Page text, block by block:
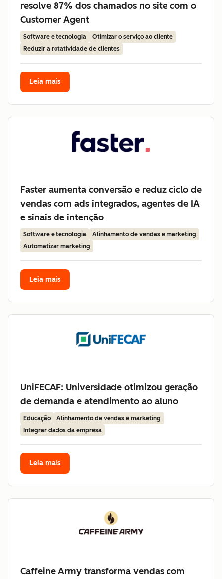
resolve 87% dos chamados no site com o
Customer Agent
Software e tecnologia
Otimizar o serviço ao cliente
Reduzir a rotatividade de clientes
Leia mais
Faster aumenta conversão e reduz ciclo de
vendas com ads integrados, agentes de IA
e sinais de intenção
Software e tecnologia
Alinhamento de vendas e marketing
Automatizar marketing
Leia mais
UniFECAF: Universidade otimizou geração
de demanda e atendimento ao aluno
Educação
Alinhamento de vendas e marketing
Integrar dados da empresa
Leia mais
Caffeine Army transforma vendas com